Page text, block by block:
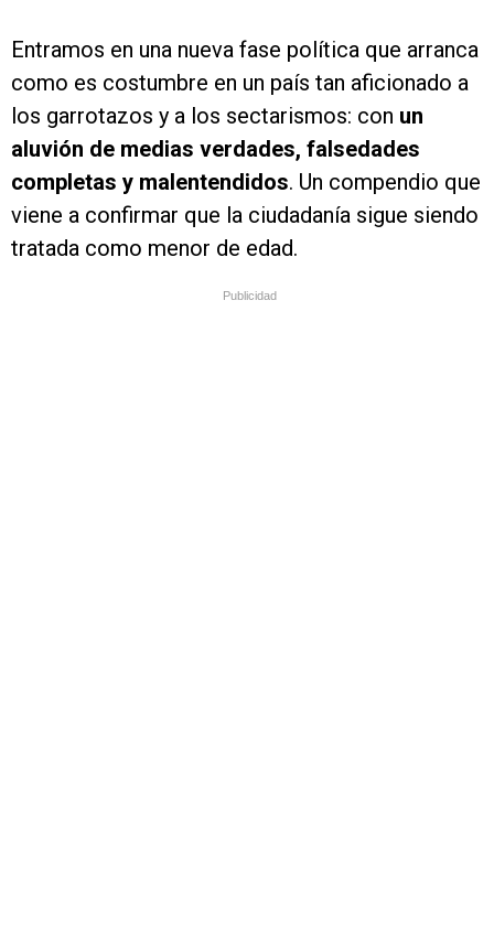
Entramos en una nueva fase política que arranca
como es costumbre en un país tan aficionado a
los garrotazos y a los sectarismos: con un
aluvión de medias verdades, falsedades
completas y malentendidos. Un compendio que
viene a confirmar que la ciudadanía sigue siendo
tratada como menor de edad.
Publicidad